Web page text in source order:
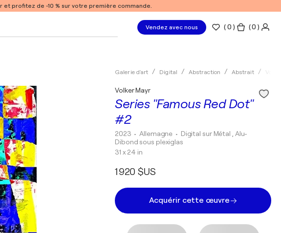
et profitez de -10 % sur votre première commande.
Vendez avec nous (0 ) ( 0 )
Galerie d'art Digital Abstraction Abstrait
Series "Famous Red Dot"
#2
Volker Mayr
2023 • Allemagne • Digital sur Métal , Alu-
Dibond sous plexiglas
31 x 24 in
1 920 $US
Acquérir cette œuvre